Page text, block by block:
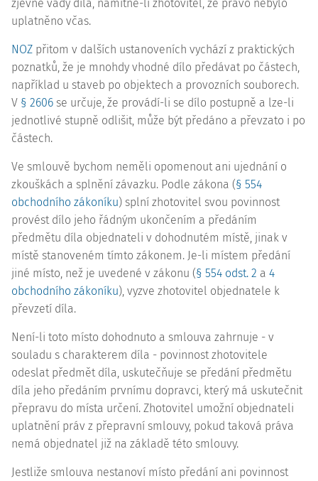
zjevné vady díla, namítne-li zhotovitel, že právo nebylo
uplatněno včas.
NOZ přitom v dalších ustanoveních vychází z praktických
poznatků, že je mnohdy vhodné dílo předávat po částech,
například u staveb po objektech a provozních souborech.
V § 2606 se určuje, že provádí-li se dílo postupně a lze-li
jednotlivé stupně odlišit, může být předáno a převzato i po
částech.
Ve smlouvě bychom neměli opomenout ani ujednání o
zkouškách a splnění závazku. Podle zákona (§ 554
obchodního zákoníku) splní zhotovitel svou povinnost
provést dílo jeho řádným ukončením a předáním
předmětu díla objednateli v dohodnutém místě, jinak v
místě stanoveném tímto zákonem. Je-li místem předání
jiné místo, než je uvedené v zákonu (§ 554 odst. 2 a 4
obchodního zákoníku), vyzve zhotovitel objednatele k
převzetí díla.
Není-li toto místo dohodnuto a smlouva zahrnuje - v
souladu s charakterem díla - povinnost zhotovitele
odeslat předmět díla, uskutečňuje se předání předmětu
díla jeho předáním prvnímu dopravci, který má uskutečnit
přepravu do místa určení. Zhotovitel umožní objednateli
uplatnění práv z přepravní smlouvy, pokud taková práva
nemá objednatel již na základě této smlouvy.
Jestliže smlouva nestanoví místo předání ani povinnost